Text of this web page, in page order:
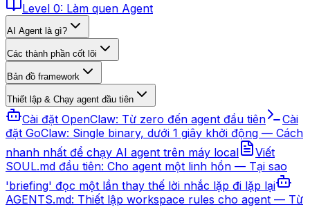
Level 0: Làm quen Agent
AI Agent là gì?
Các thành phần cốt lõi
Bản đồ framework
Thiết lập & Chạy agent đầu tiên
Cài đặt OpenClaw: Từ zero đến agent đầu tiên
Cài
đặt GoClaw: Single binary, dưới 1 giây khởi động — Cách
nhanh nhất để chạy AI agent trên máy local
Viết
SOUL.md đầu tiên: Cho agent một linh hồn — Tại sao
'briefing' đọc một lần thay thế lời nhắc lặp đi lặp lại
AGENTS.md: Thiết lập workspace rules cho agent — Từ